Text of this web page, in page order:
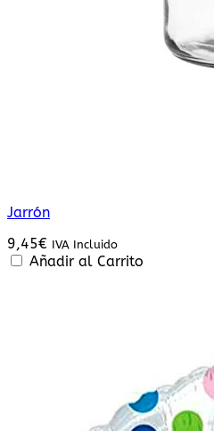
Jarrón
9,45€ IVA Incluido
Añadir al Carrito